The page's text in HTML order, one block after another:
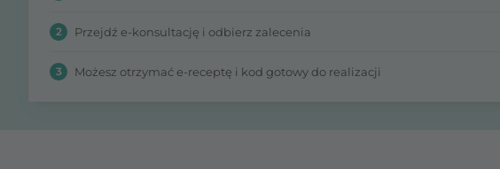
2 Przejdź e-konsultację i odbierz zalecenia
3 Możesz otrzymać e-receptę i kod gotowy do realizacji